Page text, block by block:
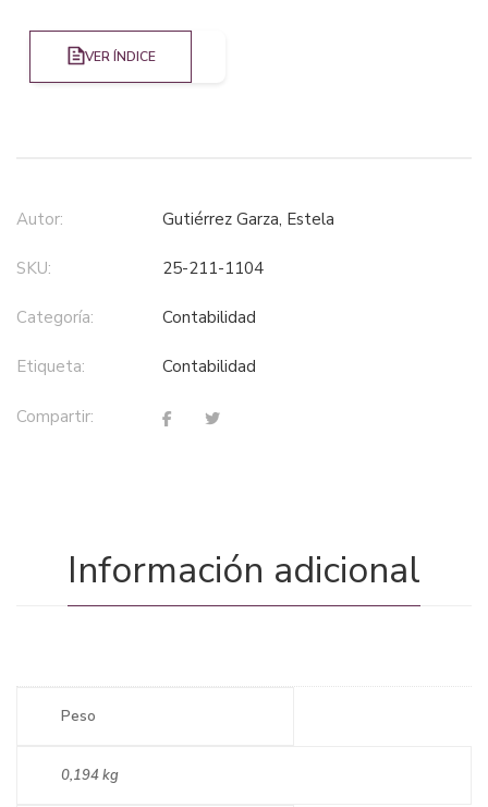
VER ÍNDICE
Autor: Gutiérrez Garza, Estela
SKU: 25-211-1104
Categoría: contabilidad
Etiqueta: contabilidad
Compartir:
Información adicional
Peso
0,194 kg